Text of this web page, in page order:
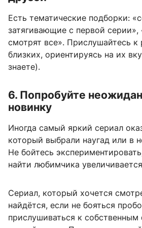
Есть тематические подборки:
затягивающие с первой серии»,
смотрят все». Прислушайтесь
близких, ориентируясь на их
знаете).
6. Попробуйте
новинку
Иногда самый яркий сериал
который выбрали наугад или в
Не бойтесь
найти любимчика
Сериал, который хочется
найдётся, если не бояться
прислушиваться к